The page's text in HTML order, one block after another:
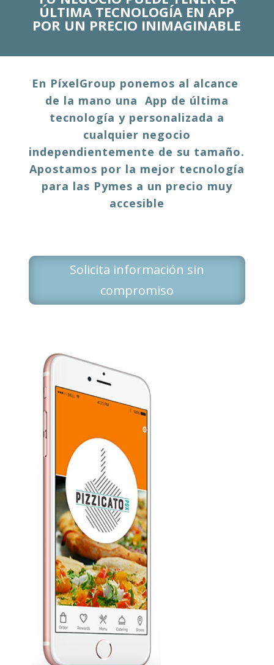
ÚLTIMA TECNOLOGÍA EN APP
POR UN PRECIO INIMAGINABLE
En PíxelGroup ponemos al alcance
de la mano una App de última
tecnología y personalizada a
cualquier negocio
independientemente de su tamaño.
Apostamos por la mejor tecnología
para las Pymes a un precio muy
accesible
Solicita información sin
compromiso